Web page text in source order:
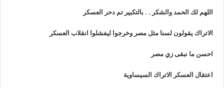
اللهم لك الحمد والشكر . . بالتكبير تم دحر العسكر
الاتراك يقولون لسنا مثل مصر وخرجوا ليفشلوا انقلاب العسكر
احسن ما نبقى زي مصر
اعتقال العسكر الاتراك السيساوية